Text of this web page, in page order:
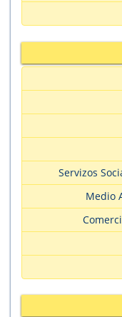
Servizos
Medio